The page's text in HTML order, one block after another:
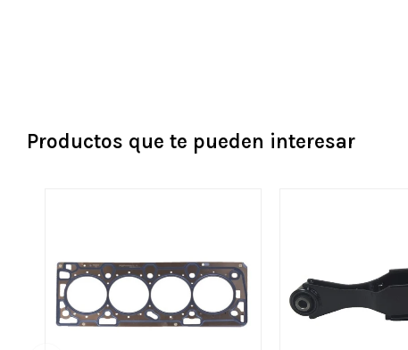
Productos que te pueden interesar